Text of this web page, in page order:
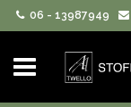
06 - 13987949